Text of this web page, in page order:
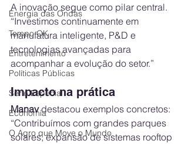
Energia das Ondas
Tempo OK
Entretenimento
Políticas Públicas
Série Especial
Economia
O Agro que Move o Mundo
A inovação segue como pilar central.
“Investimos continuamente em
manufatura inteligente, P&D e
tecnologias avançadas para
acompanhar a evolução do setor.”
Impacto na prática
Manav destacou exemplos concretos:
“Contribuímos com grandes parques
solares, expansão de sistemas rooftop